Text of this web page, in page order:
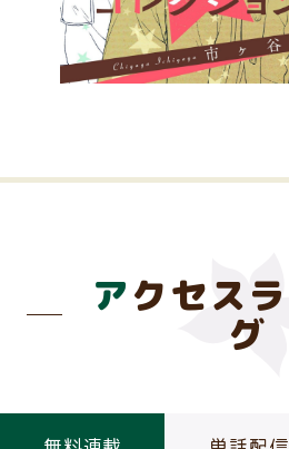
アクセスランキン
グ